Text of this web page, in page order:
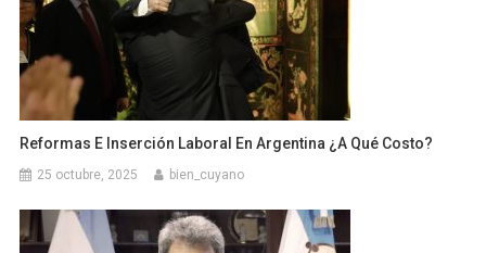
Reformas E Inserción Laboral En Argentina ¿A Qué Costo?
25 octubre, 2025 bien_cuyano